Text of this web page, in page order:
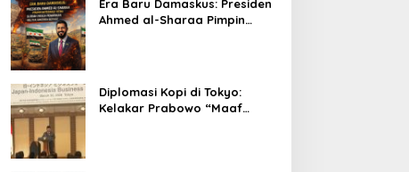
Era Baru Damaskus: Presiden
Ahmed al-Sharaa Pimpin
Diplomasi Kopi di Tokyo:
Kelakar Prabowo “Maaf